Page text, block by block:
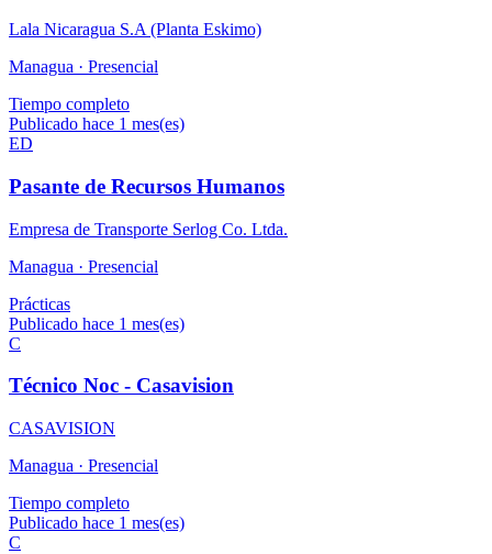
Lala Nicaragua S.A (Planta Eskimo)
Managua · Presencial
Tiempo completo
Publicado hace 1 mes(es)
ED
Pasante de Recursos Humanos
Empresa de Transporte Serlog Co. Ltda.
Managua · Presencial
Prácticas
Publicado hace 1 mes(es)
C
Técnico Noc - Casavision
CASAVISION
Managua · Presencial
Tiempo completo
Publicado hace 1 mes(es)
C